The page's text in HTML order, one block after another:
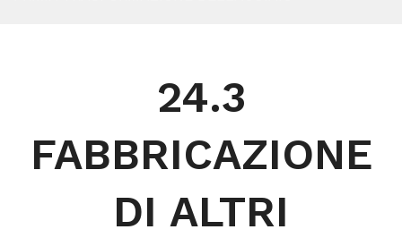
24.3
FABBRICAZIONE
DI ALTRI